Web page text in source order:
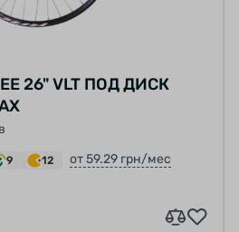
26" VLT ПОД ДИСК
9 12 от 59.29 грн/мес